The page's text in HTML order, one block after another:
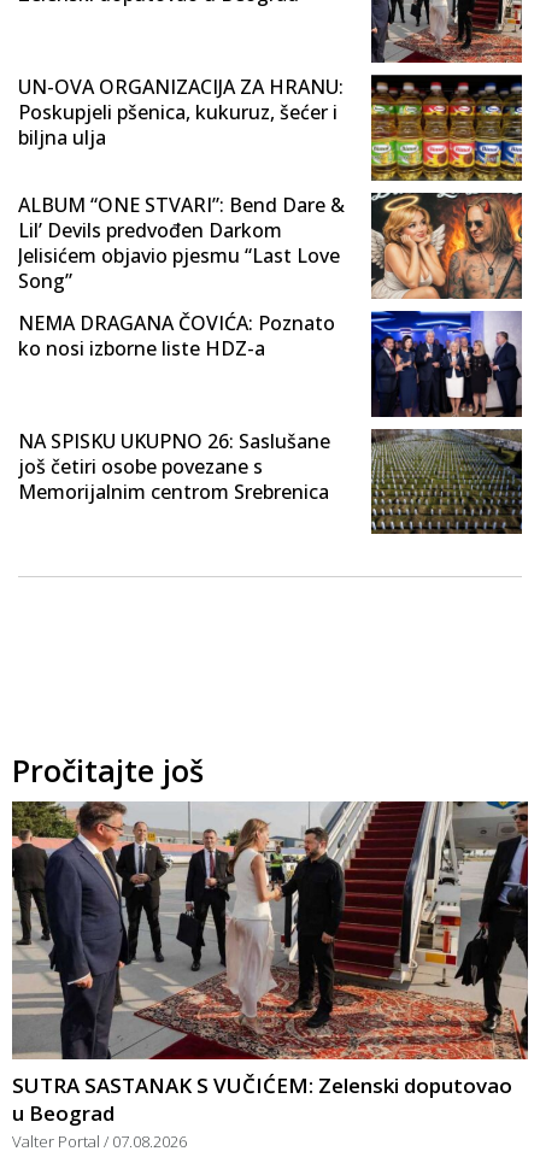
UN-OVA ORGANIZACIJA ZA HRANU:
Poskupjeli pšenica, kukuruz, šećer i
biljna ulja
ALBUM “ONE STVARI”: Bend Dare &
Lil’ Devils predvođen Darkom
Jelisićem objavio pjesmu “Last Love
Song”
NEMA DRAGANA ČOVIĆA: Poznato
ko nosi izborne liste HDZ-a
NA SPISKU UKUPNO 26: Saslušane
još četiri osobe povezane s
Memorijalnim centrom Srebrenica
Pročitajte još
SUTRA SASTANAK S VUČIĆEM: Zelenski doputovao
u Beograd
Valter Portal 07.08.2026